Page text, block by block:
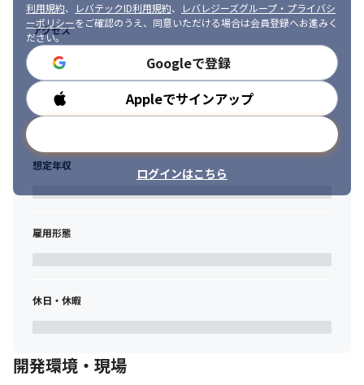
利用規約、 レバテックID利用規約、
レバレジーズグループ・プライバシ
ーポリシーをご確認のうえ、同意いただける場合は会員登録へお進みく
ださい。
Googleで登録
Appleでサインアップ
ログインはこちら
アクセス
勤務時間
想定年収
雇用形態
休日・休暇
開発環境・現場